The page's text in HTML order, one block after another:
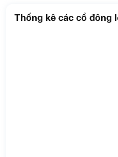
Thống kê các cổ đông